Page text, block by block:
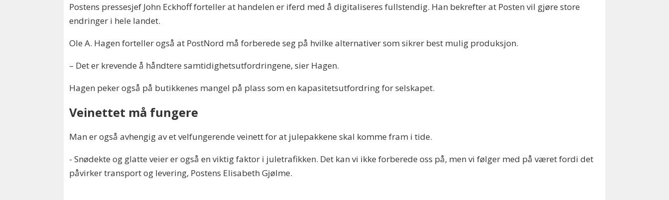
Postens pressesjef John Eckhoff forteller at handelen er iferd med å digitaliseres fullstendig. Han bekrefter at Posten vil gjøre store
endringer i hele landet.
Ole A. Hagen forteller også at PostNord må forberede seg på hvilke alternativer som sikrer best mulig produksjon.
– Det er krevende å håndtere samtidighetsutfordringene, sier Hagen.
Hagen peker også på butikkenes mangel på plass som en kapasitetsutfordring for selskapet.
Veinettet må fungere
Man er også avhengig av et velfungerende veinett for at julepakkene skal komme fram i tide.
- Snødekte og glatte veier er også en viktig faktor i juletrafikken. Det kan vi ikke forberede oss på, men vi følger med på været fordi det
påvirker transport og levering, Postens Elisabeth Gjølme.